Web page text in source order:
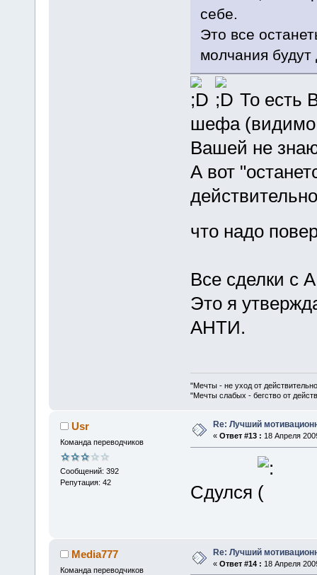
себе.
Это все
молчания
То есть
шефа (видимо
Вашей не
А вот
что надо
Все сделки с
Это я
АНТИ.
"Мечты - не уход от
"Мечты слабых - бегство от
Usr
Команда переводчиков
Сообщений: 392
Репутация: 42
Re: Лучший
« Ответ #13 : 18 Апреля
Сдулся
Media777
Команда переводчиков
Re: Лучший
« Ответ #14 : 18 Апреля